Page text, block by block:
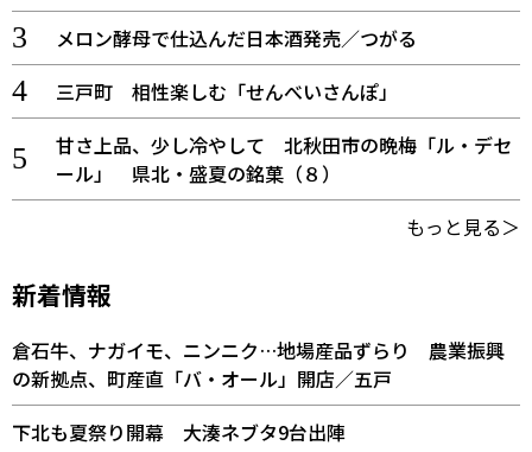
メロン酵母で仕込んだ日本酒発売／つがる
三戸町 相性楽しむ「せんべいさんぽ」
甘さ上品、少し冷やして 北秋田市の晩梅「ル・デセ
ール」 県北・盛夏の銘菓（８）
もっと見る＞
新着情報
倉石牛、ナガイモ、ニンニク…地場産品ずらり 農業振興
の新拠点、町産直「バ・オール」開店／五戸
下北も夏祭り開幕 大湊ネブタ9台出陣